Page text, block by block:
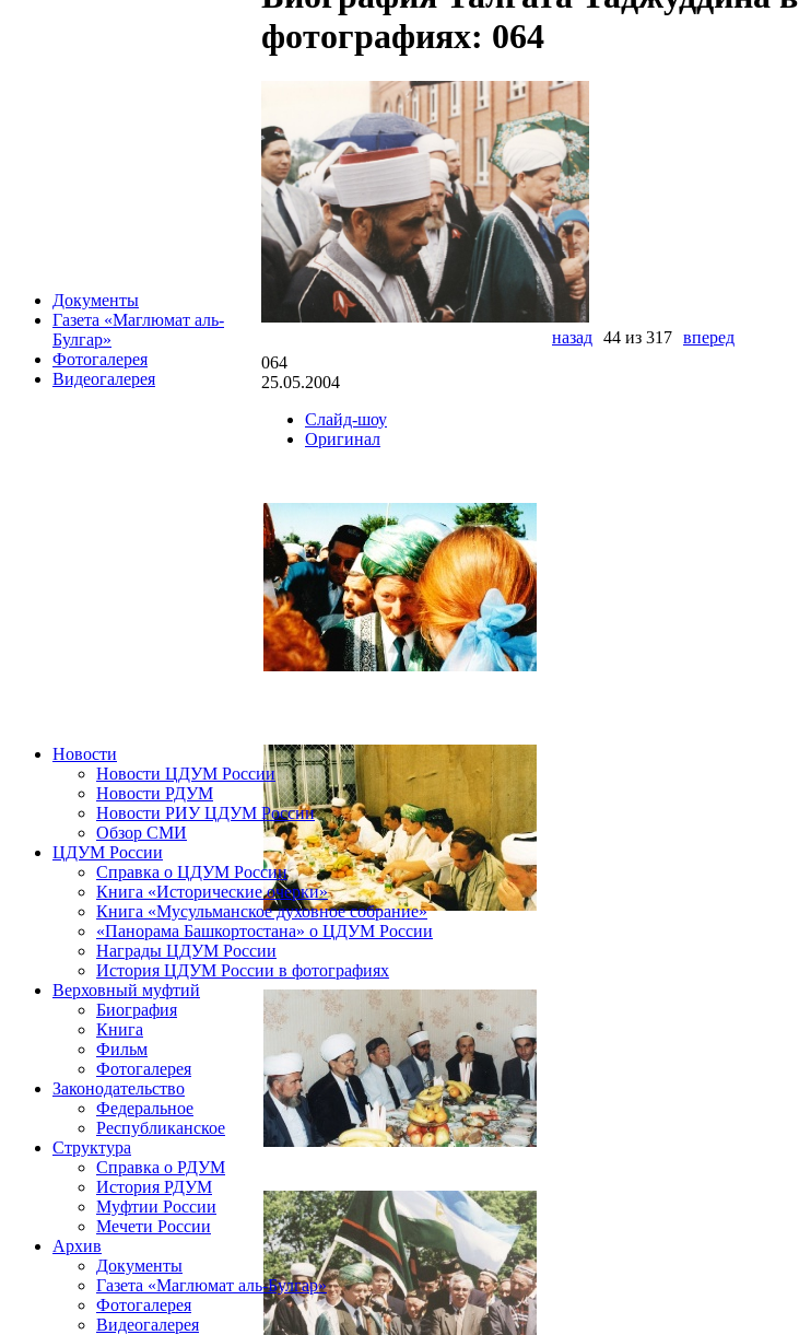
Документы
Газета «Маглюмат аль-
Булгар»
Фотогалерея
Видеогалерея
фотографиях: 064
назад 44 из 317 вперед
064
25.05.2004
Слайд-шоу
Оригинал
Новости
Новости ЦДУМ России
Новости РДУМ
Новости РИУ ЦДУМ России
Обзор СМИ
ЦДУМ России
Справка о ЦДУМ России
Книга «Исторические очерки»
Книга «Мусульманское духовное собрание»
«Панорама Башкортостана» о ЦДУМ России
Награды ЦДУМ России
История ЦДУМ России в фотографиях
Верховный муфтий
Биография
Книга
Фильм
Фотогалерея
Законодательство
Федеральное
Республиканское
Структура
Справка о РДУМ
История РДУМ
Муфтии России
Мечети России
Архив
Документы
Газета «Маглюмат аль-Булгар»
Фотогалерея
Видеогалерея